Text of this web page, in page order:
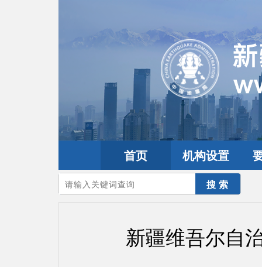
首页 机构设置
您的当前位置：首页>政务公开
新疆维吾尔自